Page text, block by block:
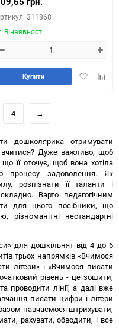
311868
В наявності
Додати
Купити
4 →
дошколярика отримувати
вчитися? Дуже важливо, щоб
її оточує, щоб вона хотіла
процесу задоволення. Як
розпізнати її таланти і
Варто педагогічним
для цього посібники, що
різноманітні нестандартні
для дошкільнят від 4 до 6
трьох напрямків «Вчимося
літери» і «Вчимося писати
рівень - це зошити,
проводити лінії, а далі вже
писати цифри і літери
навчаємося штрихувати,
рахувати, обводити, і все